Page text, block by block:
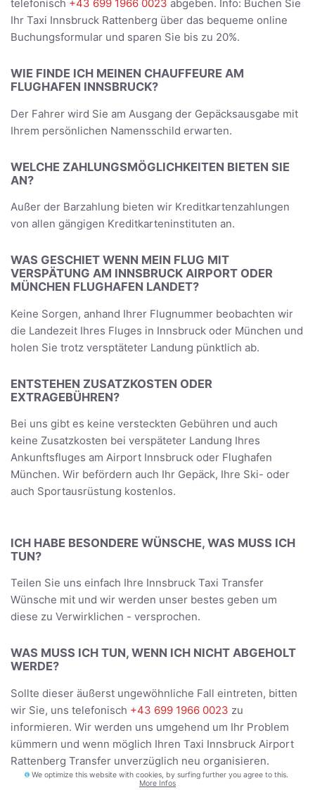
telefonisch +43 699 1966 0023 abgeben. Info: Buchen Sie
Ihr Taxi Innsbruck Rattenberg über das bequeme online
Buchungsformular und sparen Sie bis zu 20%.
WIE FINDE ICH MEINEN CHAUFFEURE AM
FLUGHAFEN INNSBRUCK?
Der Fahrer wird Sie am Ausgang der Gepäcksausgabe mit
Ihrem persönlichen Namensschild erwarten.
WELCHE ZAHLUNGSMÖGLICHKEITEN BIETEN SIE
AN?
Außer der Barzahlung bieten wir Kreditkartenzahlungen
von allen gängigen Kreditkarteninstituten an.
WAS GESCHIET WENN MEIN FLUG MIT
VERSPÄTUNG AM INNSBRUCK AIRPORT ODER
MÜNCHEN FLUGHAFEN LANDET?
Keine Sorgen, anhand Ihrer Flugnummer beobachten wir
die Landezeit Ihres Fluges in Innsbruck oder München und
holen Sie trotz versptäteter Landung pünktlich ab.
ENTSTEHEN ZUSATZKOSTEN ODER
EXTRAGEBÜHREN?
Bei uns gibt es keine versteckten Gebühren und auch
keine Zusatzkosten bei verspäteter Landung Ihres
Ankunftsfluges am Airport Innsbruck oder Flughafen
München. Wir befördern auch Ihr Gepäck, Ihre Ski- oder
auch Sportausrüstung kostenlos.
ICH HABE BESONDERE WÜNSCHE, WAS MUSS ICH
TUN?
Teilen Sie uns einfach Ihre Innsbruck Taxi Transfer
Wünsche mit und wir werden unser bestes geben um
diese zu Verwirklichen - versprochen.
WAS MUSS ICH TUN, WENN ICH NICHT ABGEHOLT
WERDE?
Sollte dieser äußerst ungewöhnliche Fall eintreten, bitten
wir Sie, uns telefonisch +43 699 1966 0023 zu
informieren. Wir werden uns umgehend um Ihr Problem
kümmern und wenn möglich Ihren Taxi Innsbruck Airport
Rattenberg Transfer unverzüglich neu organisieren.
We optimize this website with cookies, by surfing further you agree to this.
More Infos